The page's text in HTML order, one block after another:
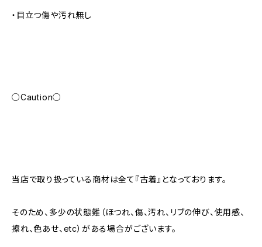
・目立つ傷や汚れ無し
○Caution○
当店で取り扱っている商材は全て『古着』となっております。
そのため、多少の状態難（ほつれ、傷、汚れ、リブの伸び、使用感、
擦れ、色あせ、etc）がある場合がございます。